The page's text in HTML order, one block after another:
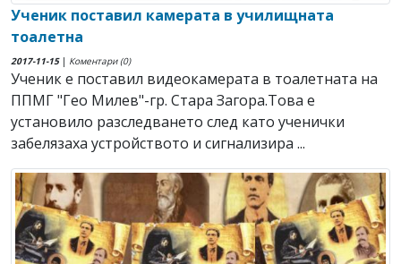
Ученик поставил камерата в училищната
тоалетна
2017-11-15| Коментари (0)
Ученик е поставил видеокамерата в тоалетната на
ППМГ "Гео Милев"-гр. Стара Загора.Това е
установило разследването след като ученички
забелязаха устройството и сигнализира ...